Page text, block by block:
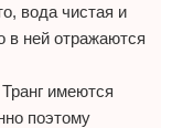
вода чистая и
в ней отражаются
имеются
поэтому